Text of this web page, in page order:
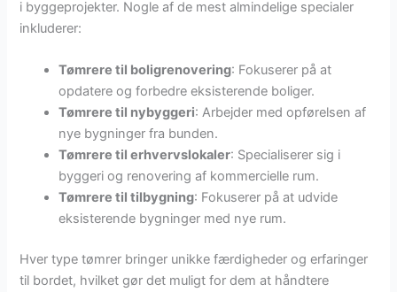
i byggeprojekter. Nogle af de mest almindelige specialer
inkluderer:
Tømrere til boligrenovering: Fokuserer på at
opdatere og forbedre eksisterende boliger.
Tømrere til nybyggeri: Arbejder med opførelsen af
nye bygninger fra bunden.
Tømrere til erhvervslokaler: Specialiserer sig i
byggeri og renovering af kommercielle rum.
Tømrere til tilbygning: Fokuserer på at udvide
eksisterende bygninger med nye rum.
Hver type tømrer bringer unikke færdigheder og erfaringer
til bordet, hvilket gør det muligt for dem at håndtere